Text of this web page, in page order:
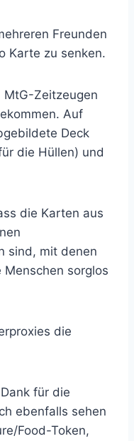
Freunden
Karte zu senken.
MtG-Zeitzeugen
Auf
Deck
die Hüllen) und
die Karten aus
sind, mit denen
sorglos
die
für die
ebenfalls sehen
Food-Token,